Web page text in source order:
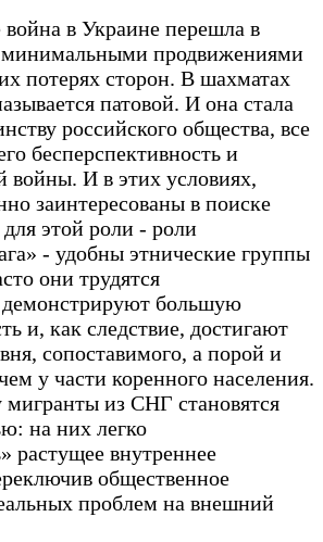
в Украине перешла в
продвижениями
потерях сторон. В шахматах
патовой. И она стала
российского общества, все
бесперспективность и
войны. И в этих условиях,
заинтересованы в поиске
этой роли - роли
- удобны этнические группы
они трудятся
демонстрируют большую
и, как следствие, достигают
сопоставимого, а порой и
у части коренного населения.
из СНГ становятся
на них легко
растущее внутреннее
общественное
проблем на внешний